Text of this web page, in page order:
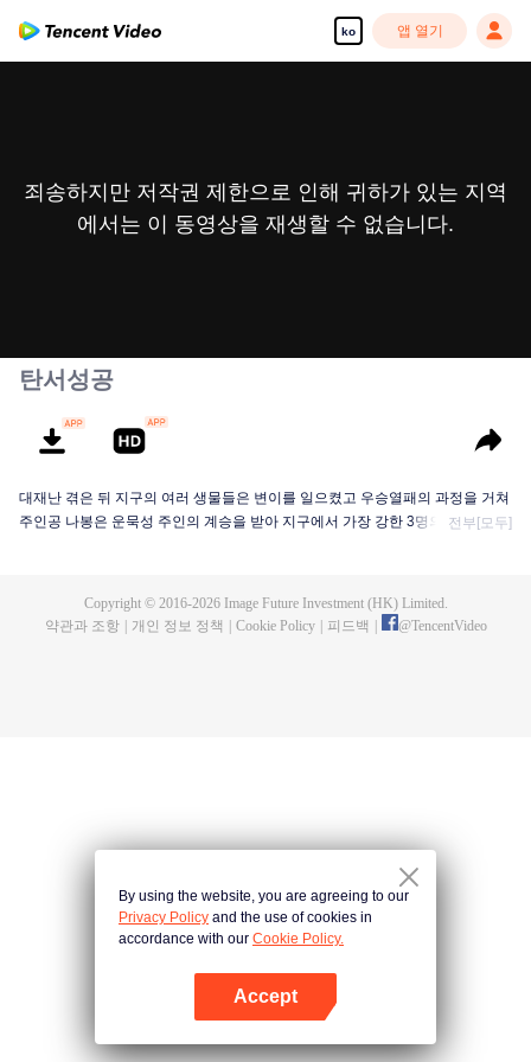
ko 앱 열기
죄송하지만 저작권 제한으로 인해 귀하가 있는 지역
에서는 이 동영상을 재생할 수 없습니다.
탄서성공
대재난 겪은 뒤 지구의 여러 생물들은 변이를 일으켰고 우승열패의 과정을 거쳐
주인공 나봉은 운묵성 주인의 계승을 받아 지구에서 가장 강한 3명의 인간 중 한
전부[모두]
Copyright © 2016-2026Image Future Investment (HK) Limited.
약관과 조항
개인 정보 정책 Cookie Policy 피드백 @TencentVideo
By using the website, you are agreeing to our
Privacy Policy and the use of cookies in
accordance with our Cookie Policy.
Accept